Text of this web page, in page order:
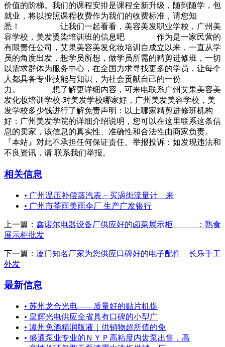
价值的阶梯。我们的课程安排是课程全新升级，随到随学，包
就业，将以按照课程收费作为我们的收费标准，请您知
悉！ 让我们一起看看，美容美发职业学校，广州美
容学校，美发烫染培训班的信息吧 作为是一家民营的
有限责任公司，艾果美容美发化妆培训自成立以来，一直从学
员的角度出发，想学员所想，做学员所需的精剪进修班，一切
以需求群体为服务中心，在全国力求寻找更多的学员，让每个
人都具备专业技能与知识，为社会贡献自己的一份
力。 想了解更详细内容，可来电联系广州艾果美容美
发化妆培训学校-对美发学校哪家好，广州美发美容学校，美
发学校多少钱进行了解免责声明：以上哪家精剪进修班机构
好：广州美发学院的详细介绍说明，您可以在这里联系这条信
息的卖家，该信息的真实性、准确性和合法性由商家负责。
『本站』对此不承担任何保证责任。举报投诉：如发现违法和
不良资讯，请 联系我们举报。
相关信息
• 广州温压补偿蒸汽表－买涡街流量计＿来
• 广州市荃雨美雨伞厂 生产广发银行
上一篇： 鑫诺尔电器设备厂供应好的卤菜展示柜 ：熟食
展示柜批发
下一篇： 厦门知名厂家为您供应口碑好的电子配件＿长乐手工
外发
最新信息
• 苏州龙合光电——质量好的贴片机提
• 皇辉光电供应全省具有口碑的小型广
• 漳州免酒精润版液｜供销物超所值的免
• 盛通泵业专业的ＮＹＰ高粘度内齿泵出售，高